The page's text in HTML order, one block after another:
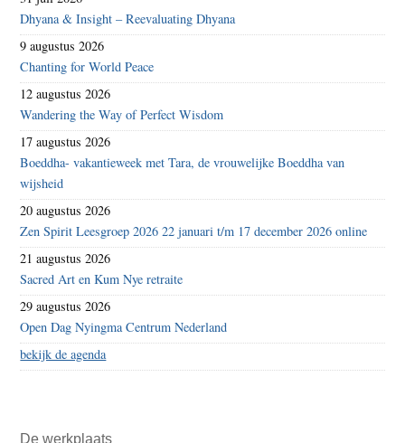
Dhyana & Insight – Reevaluating Dhyana
9 augustus 2026
Chanting for World Peace
12 augustus 2026
Wandering the Way of Perfect Wisdom
17 augustus 2026
Boeddha- vakantieweek met Tara, de vrouwelijke Boeddha van
wijsheid
20 augustus 2026
Zen Spirit Leesgroep 2026 22 januari t/m 17 december 2026 online
21 augustus 2026
Sacred Art en Kum Nye retraite
29 augustus 2026
Open Dag Nyingma Centrum Nederland
bekijk de agenda
De werkplaats